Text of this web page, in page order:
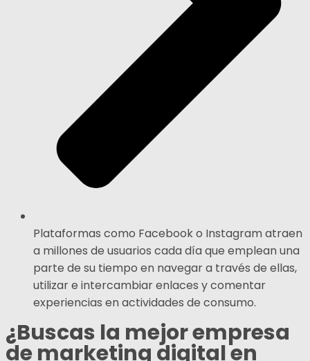
Plataformas como Facebook o Instagram atraen
a millones de usuarios cada día que emplean una
parte de su tiempo en navegar a través de ellas,
utilizar e intercambiar enlaces y comentar
experiencias en actividades de consumo.
¿Buscas la mejor empresa
de marketing digital en